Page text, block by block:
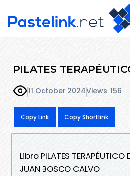
PILATES
11 October 2024Views: 156
Copy Link Copy Shortlink
Libro PILATES
JUAN BOSCO CALVO